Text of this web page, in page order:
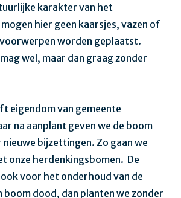
karakter van het
hier geen kaarsjes, vazen of
worden geplaatst.
wel, maar dan graag zonder
eigendom van gemeente
na aanplant geven we de boom
bijzettingen. Zo gaan we
onze herdenkingsbomen. De
voor het onderhoud van de
boom dood, dan planten we zonder